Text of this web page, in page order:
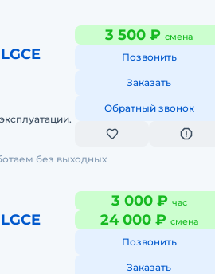
3 500 ₽ смена
Позвонить
Заказать
Обратный звонок
без выходных
3 000 ₽ час
24 000 ₽ смена
Позвонить
Заказать